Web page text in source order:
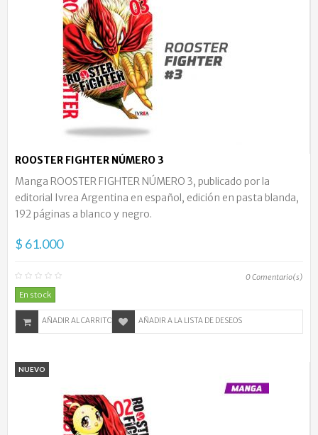
ROOSTER FIGHTER NÚMERO 3
Manga ROOSTER FIGHTER NÚMERO 3, publicado por la
editorial Ivrea Argentina en español, edición en pasta blanda,
192 páginas a blanco y negro.
$ 61.000
0Comentario(s)
En stock
AÑADIR AL CARRITO AÑADIR A LA LISTA DE DESEOS
NUEVO